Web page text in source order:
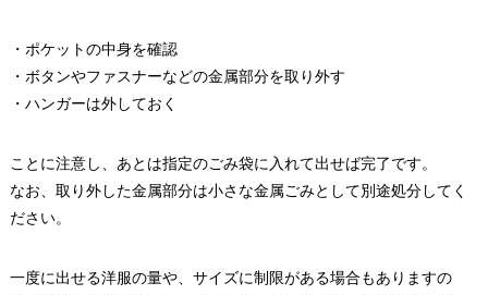
・ポケットの中身を確認
・ボタンやファスナーなどの金属部分を取り外す
・ハンガーは外しておく
ことに注意し、あとは指定のごみ袋に入れて出せば完了です。
なお、取り外した金属部分は小さな金属ごみとして別途処分してく
ださい。
一度に出せる洋服の量や、サイズに制限がある場合もありますの